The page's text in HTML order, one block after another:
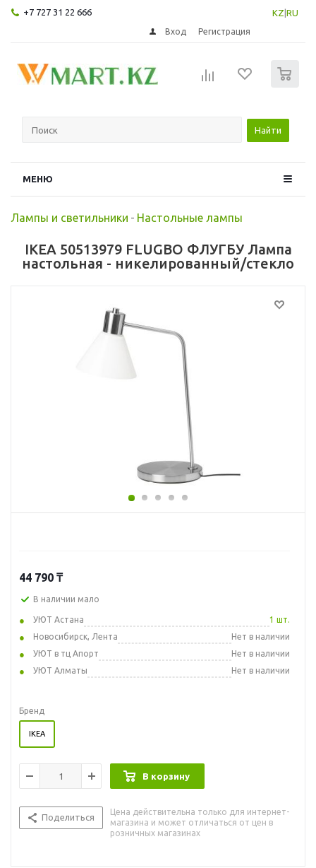
+7 727 31 22 666 KZ RU
Вход Регистрация
Найти
МЕНЮ
Лампы и светильники - Настольные лампы
IKEA 50513979 FLUGBO ФЛУГБУ Лампа
настольная - никелированный/стекло
44 790 ₸
В наличии мало
УЮТ Астана
1 шт.
Новосибирск, Лента
Нет в наличии
УЮТ в тц Апорт
Нет в наличии
УЮТ Алматы
Нет в наличии
Бренд
IKEA
В корзину
Поделиться
Цена действительна только для интернет-
магазина и может отличаться от цен в
розничных магазинах